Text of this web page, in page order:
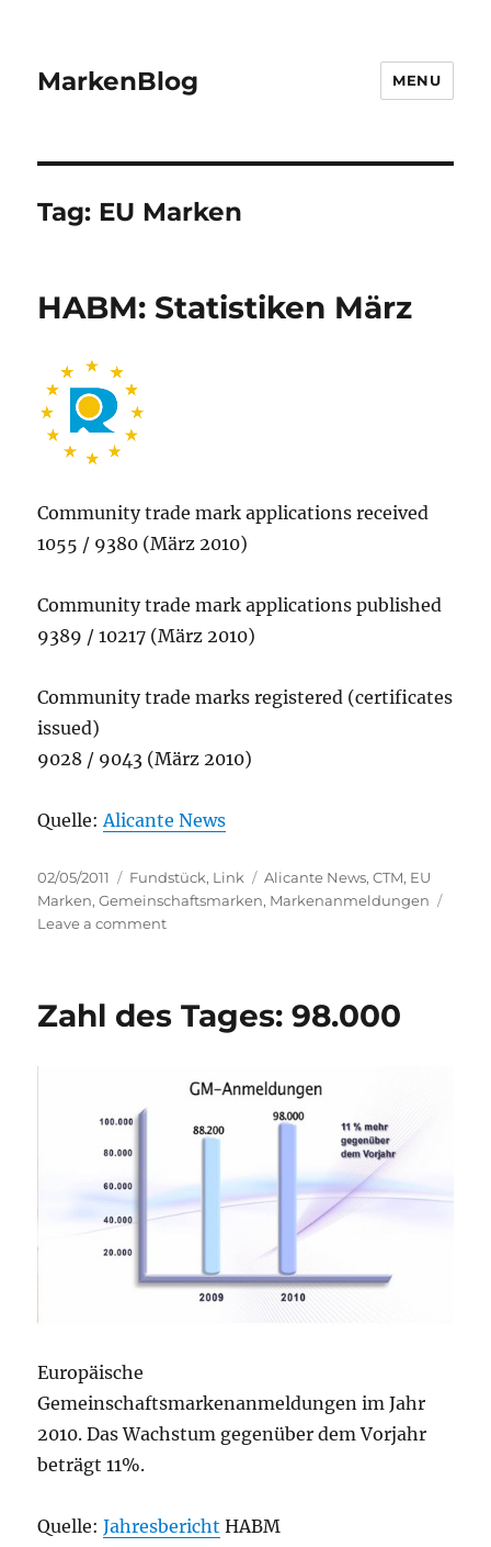
MarkenBlog MENU
Tag: EU Marken
HABM: Statistiken März
Community trade mark applications received
1055 / 9380 (März 2010)
Community trade mark applications published
9389 / 10217 (März 2010)
Community trade marks registered (certificates
issued)
9028 / 9043 (März 2010)
Quelle:Alicante News
Posted
on
02/05/2011 Categories
Fundstück, Link Tags
Alicante News,CTM, EU
Marken,Gemeinschaftsmarken, Markenanmeldungen
Leave a commenton
Zahl des Tages: 98.000
Europäische
Gemeinschaftsmarkenanmeldungen im Jahr
2010. Das Wachstum gegenüber dem Vorjahr
beträgt 11%.
Quelle:Jahresbericht HABM